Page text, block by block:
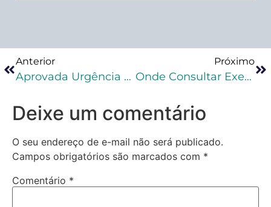
Anterior
Aprovada Urgência Para Projeto Que Pune Agressor De Mulher Com Perda Automática Do Cargo
Próximo
Onde Consultar Execução Penal?
Deixe um comentário
O seu endereço de e-mail não será publicado.
Campos obrigatórios são marcados com *
Comentário *